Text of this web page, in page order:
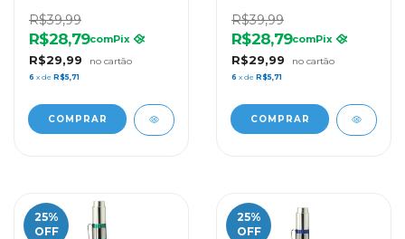
R$39,99
R$29,99
R$28,79comPix
6 x de R$5,71
R$39,99
R$29,99
R$28,79comPix
6 x de R$5,71
25%
OFF
25%
OFF